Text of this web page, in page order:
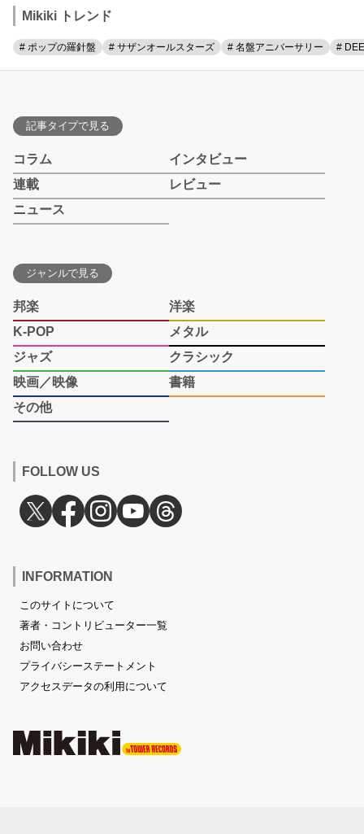
Mikiki トレンド
# ポップの羅針盤 # サザンオールスターズ # 名盤アニバーサリー #
記事タイプで見る
コラム
インタビュー
連載
レビュー
ニュース
ジャンルで見る
邦楽
洋楽
K-POP
メタル
ジャズ
クラシック
映画／映像
書籍
その他
FOLLOW US
INFORMATION
このサイトについて
著者・コントリビューター一覧
お問い合わせ
プライバシーステートメント
アクセスデータの利用について